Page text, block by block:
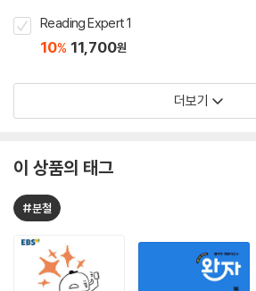
Reading Expert 1
10% 11,700원
더보기
이 상품의 태그
#분철